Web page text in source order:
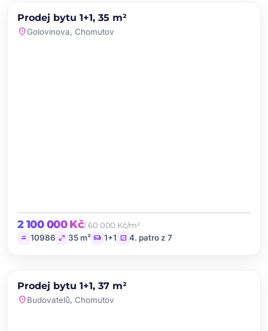
PRODEJ
Prodej bytu 1+1, 35 m²
location_onGolovinova, Chomutov
2 100 000 Kč/ 60 000 Kč/m²
tag 10986 open_in_full 35 m² chair 1+1 stairs 4. patro z 7
PRODEJ
Prodej bytu 1+1, 37 m²
location_onBudovatelů, Chomutov